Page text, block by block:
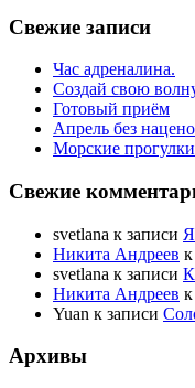
Свежие записи
Час адреналина.
Создай свою
Готовый приём
Апрель без
Морские
Свежие
svetlana к записи
Никита Андреев
svetlana к записи
Никита Андреев
Yuan к записи
Архивы